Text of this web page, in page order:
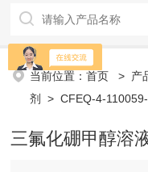
当前位置：首页 > 产
剂
> CFEQ-4-
三氟化硼甲醇溶